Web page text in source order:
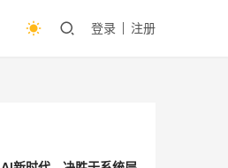
登录 注册